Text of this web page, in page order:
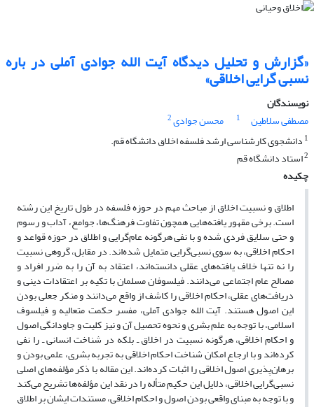
«گزارش و تحلیل دیدگاه آیت الله جوادی آملی در باره
نسبی گرایی اخلاقی»
نویسندگان
مصطفی سلاطین
1 محسن جوادی2
1 دانشجوی کارشناسی ارشد فلسفه اخلاق دانشگاه قم.
2استاد دانشگاه قم
چکیده
اطلاق و نسبیت اخلاق از مباحث مهم در حوزه فلسفه در طول تاریخ این رشته
است. برخی مقهور یافته‌هایی همچون تفاوت فرهنگ‌ها، جوامع، آداب و رسوم
و حتی سلایق فردی شده و با نفی هرگونه عام‌گرایی و اطلاق در حوزه قواعد و
احکام اخلاقی، به سوی نسبی‌گرایی متمایل شده‌اند. در مقابل، گروهی نسبیت
را نه تنها خلاف یافته‌های عقلی دانسته‌اند، اعتقاد به آن را به ضرر افراد و
مصالح عام اجتماعی می‌دانند. فیلسوفان مسلمان با تکیه بر اعتقادات دینی و
دریافت‌های عقلی، احکام اخلاقی را کاشف از واقع می‌دانند و منکر جعلی بودن
این اصول هستند. آیت الله جوادی آملی، مفسر حکمت متعالیه و فیلسوف
اسلامی، با توجه به علم بشری و نحوه تحصیل آن و نیز کلیت و جاودانگی اصول
و احکام اخلاقی، هرگونه نسبیت در اخلاق ـ بلکه در شناخت انسانی ـ را نفی
کرده‌اند و با ارجاع امکان شناخت احکام اخلاقی به تجربه بشری، علمی بودن و
برهان‌پذیری اصول اخلاقی را اثبات کرده‌اند. این مقاله با ذکر مؤلفه‌های اصلی
نسبی‌گرایی اخلاقی، دلایل این حکیم متأله را در نقد این مؤلفه‌ها تشریح می‌کند
و با توجه به مبنای واقعی بودن اصول و احکام اخلاقی، مستندات ایشان بر اطلاق